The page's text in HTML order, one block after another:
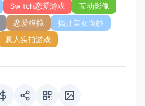
Switch恋爱游戏
互动影像
恋爱模拟
揭开美女面纱
真人实拍游戏